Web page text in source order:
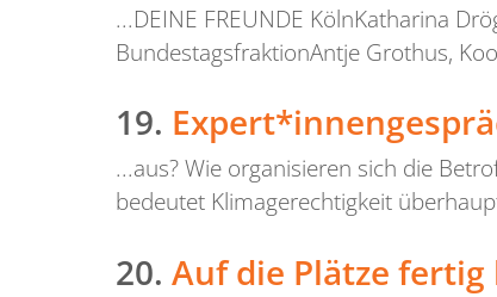
...DEINE FREUNDE KölnKatharina
BundestagsfraktionAntje Grothus,
19.
...aus? Wie organisieren sich die
bedeutet Klimagerechtigkeit
20. Auf die Plätze fertig